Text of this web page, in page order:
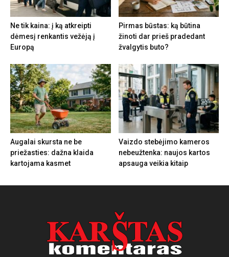
Ne tik kaina: į ką atkreipti
dėmesį renkantis vežėją į
Europą
Pirmas būstas: ką būtina
žinoti dar prieš pradedant
žvalgytis buto?
Augalai skursta ne be
priežasties: dažna klaida
kartojama kasmet
Vaizdo stebėjimo kameros
nebeužtenka: naujos kartos
apsauga veikia kitaip